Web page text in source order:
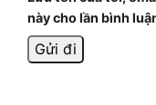
này cho lần bình